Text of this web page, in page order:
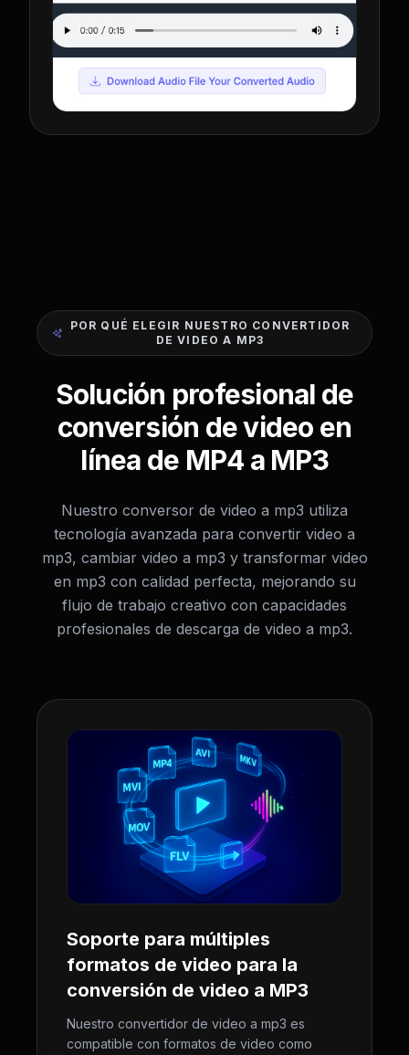
POR QUÉ ELEGIR NUESTRO CONVERTIDOR
DE VIDEO A MP3
Solución profesional de
conversión de video en
línea de MP4 a MP3
Nuestro conversor de video a mp3 utiliza
tecnología avanzada para convertir video a
mp3, cambiar video a mp3 y transformar video
en mp3 con calidad perfecta, mejorando su
flujo de trabajo creativo con capacidades
profesionales de descarga de video a mp3.
Soporte para múltiples
formatos de video para la
conversión de video a MP3
Nuestro convertidor de video a mp3 es
compatible con formatos de video como